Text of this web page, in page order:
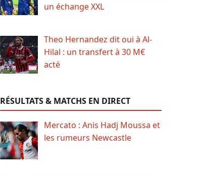
un échange XXL
Theo Hernandez dit oui à Al-
Hilal : un transfert à 30 M€
acté
RÉSULTATS & MATCHS EN DIRECT
Mercato : Anis Hadj Moussa et
les rumeurs Newcastle